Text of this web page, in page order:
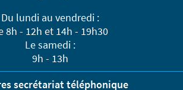
Du lundi au vendredi :
8h - 12h et 14h - 19h30
Le samedi :
9h - 13h
secrétariat téléphonique